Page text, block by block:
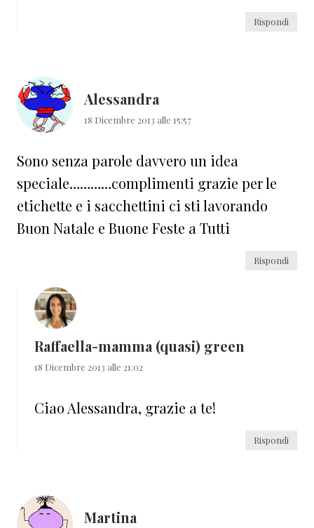
Rispondi
Alessandra
18 Dicembre 2013 alle 15:57
Sono senza parole davvero un idea
speciale…………complimenti grazie per le
etichette e i sacchettini ci sti lavorando
Buon Natale e Buone Feste a Tutti
Rispondi
Raffaella-mamma (quasi) green
18 Dicembre 2013 alle 21:02
Ciao Alessandra, grazie a te!
Rispondi
Martina